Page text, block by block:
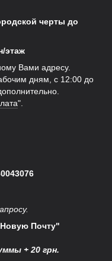
черты до
этаж
Вами адресу.
дням, с 12:00 до
".
Почту"
+ 20 грн.